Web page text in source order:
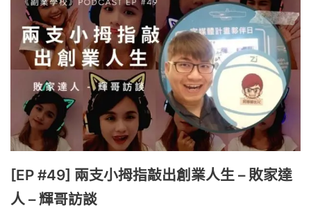
[EP #49] 兩支小拇指敲出創業人生 – 敗家達
人 – 輝哥訪談